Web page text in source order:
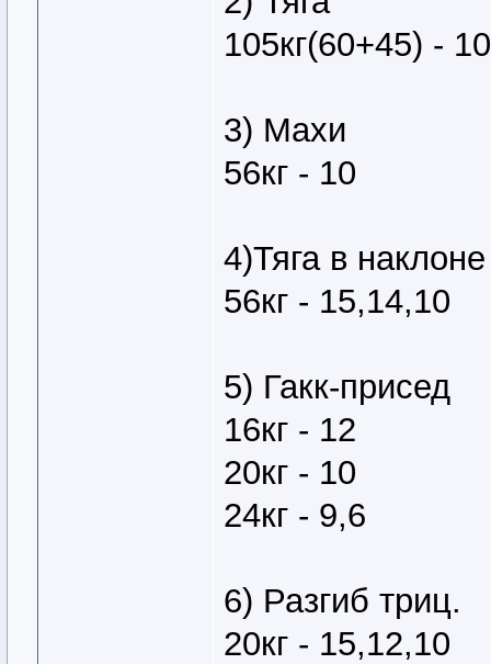
105кг(60+45) -
3) Махи
56кг - 10
4)Тяга в наклоне
56кг - 15,14,10
5) Гакк-присед
16кг - 12
20кг - 10
24кг - 9,6
6) Разгиб триц.
20кг - 15,12,10